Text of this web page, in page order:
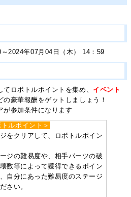
2024年07月04日（木） 14：59
ロボトルポイントを集め、 イベント
の豪華報酬をゲットしましょう！
参加条件になります
トルポイント＞
をクリアして、ロボトルポイン
ジの難易度や、相手パーツの破
数等によって獲得できるポイン
自分にあった難易度のステージ
さい。